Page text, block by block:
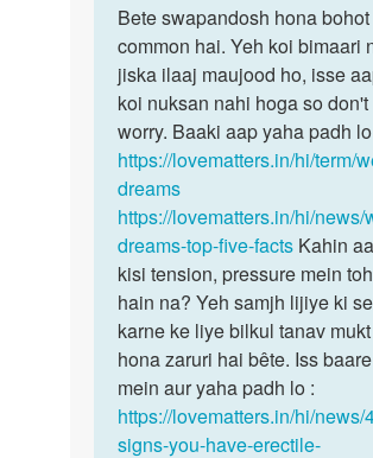
to
Svapndos
we
presan
hu
3
…
by
अज्ञात
Bete
swapandosh
hona
bohot…
Bete swapandosh hona bohot
common hai. Yeh koi bimaari
jiska ilaaj maujood ho, isse
koi nuksan nahi hoga so don't
worry. Baaki aap yaha padh
https://lovematters.in/hi/term/
dreams
https://lovematters.in/hi/news/
dreams-top-five-facts Kahin
kisi tension, pressure mein
hain na? Yeh samjh lijiye ki
karne ke liye bilkul tanav mukt
hona zaruri hai bête. Iss baare
mein aur yaha padh lo :
https://lovematters.in/hi/news/
signs-you-have-erectile-